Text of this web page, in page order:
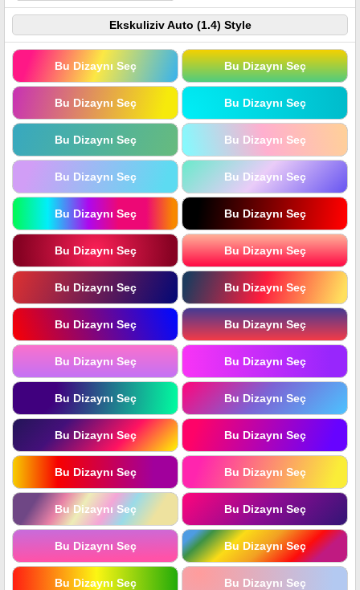
Ekskuliziv Auto (1.4) Style
Bu Dizaynı Seç Bu Dizaynı Seç
Bu Dizaynı Seç Bu Dizaynı Seç
Bu Dizaynı Seç Bu Dizaynı Seç
Bu Dizaynı Seç Bu Dizaynı Seç
Bu Dizaynı Seç Bu Dizaynı Seç
Bu Dizaynı Seç Bu Dizaynı Seç
Bu Dizaynı Seç Bu Dizaynı Seç
Bu Dizaynı Seç Bu Dizaynı Seç
Bu Dizaynı Seç Bu Dizaynı Seç
Bu Dizaynı Seç Bu Dizaynı Seç
Bu Dizaynı Seç Bu Dizaynı Seç
Bu Dizaynı Seç Bu Dizaynı Seç
Bu Dizaynı Seç Bu Dizaynı Seç
Bu Dizaynı Seç Bu Dizaynı Seç
Bu Dizaynı Seç Bu Dizaynı Seç